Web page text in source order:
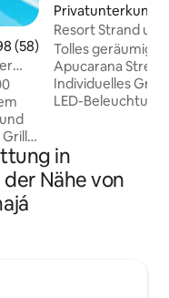
Bewertung:
(58)
Privatunterkunft
Resort Strand
von Pr Matinhos
Tolles
Apucarana
Individuelles
LED-
Beach, einem
am Wasser, 1 km
Fischmarkt und 3
in
Nähe von